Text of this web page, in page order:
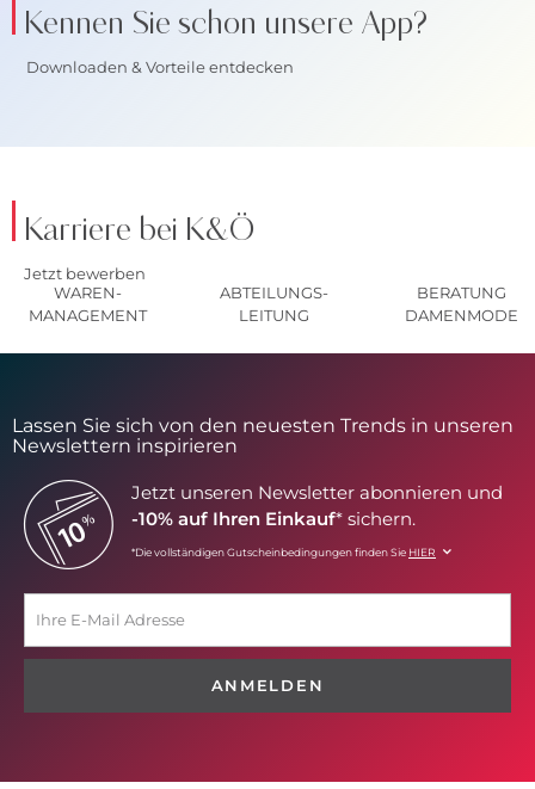
Kennen Sie schon unsere App?
Downloaden & Vorteile entdecken
Karriere bei K&Ö
Jetzt bewerben
WAREN-
MANAGEMENT
ABTEILUNGS-
LEITUNG
BERATUNG
DAMENMODE
Lassen Sie sich von den neuesten Trends in unseren
Newslettern inspirieren
Jetzt unseren Newsletter abonnieren und
-10% auf Ihren Einkauf* sichern.
*Die vollständigen Gutscheinbedingungen finden Sie HIER
ANMELDEN